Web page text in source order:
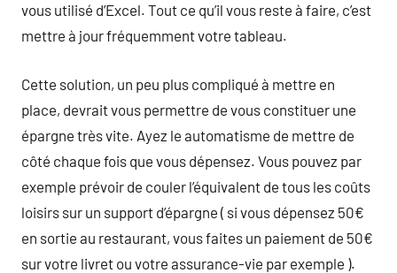
vous utilisé d’Excel. Tout ce qu’il vous reste à faire, c’est
mettre à jour fréquemment votre tableau.
Cette solution, un peu plus compliqué à mettre en
place, devrait vous permettre de vous constituer une
épargne très vite. Ayez le automatisme de mettre de
côté chaque fois que vous dépensez. Vous pouvez par
exemple prévoir de couler l’équivalent de tous les coûts
loisirs sur un support d’épargne ( si vous dépensez 50€
en sortie au restaurant, vous faites un paiement de 50€
sur votre livret ou votre assurance-vie par exemple ).